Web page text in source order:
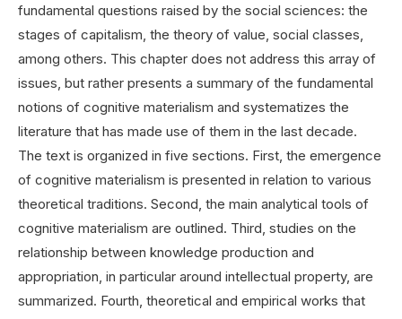
fundamental questions raised by the social sciences: the
stages of capitalism, the theory of value, social classes,
among others. This chapter does not address this array of
issues, but rather presents a summary of the fundamental
notions of cognitive materialism and systematizes the
literature that has made use of them in the last decade.
The text is organized in five sections. First, the emergence
of cognitive materialism is presented in relation to various
theoretical traditions. Second, the main analytical tools of
cognitive materialism are outlined. Third, studies on the
relationship between knowledge production and
appropriation, in particular around intellectual property, are
summarized. Fourth, theoretical and empirical works that